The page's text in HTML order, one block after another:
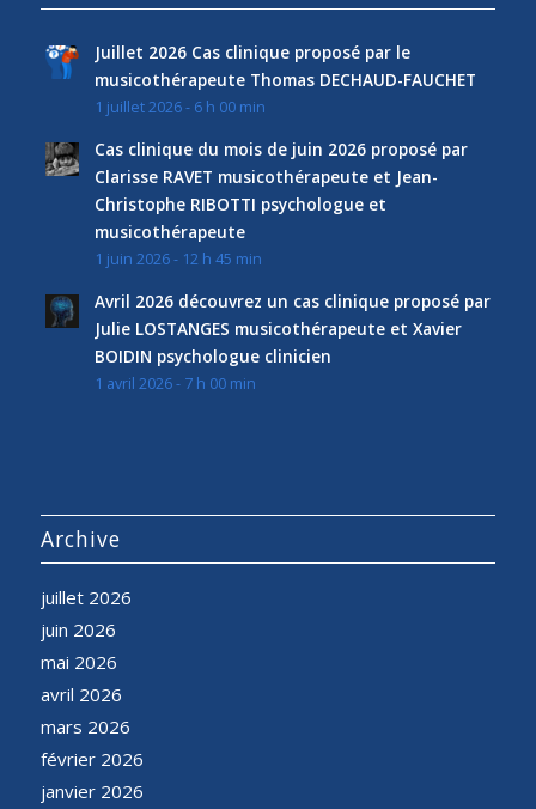
Juillet 2026 Cas clinique proposé par le
musicothérapeute Thomas DECHAUD-FAUCHET
1 juillet 2026 - 6 h 00 min
Cas clinique du mois de juin 2026 proposé par
Clarisse RAVET musicothérapeute et Jean-
Christophe RIBOTTI psychologue et
musicothérapeute
1 juin 2026 - 12 h 45 min
Avril 2026 découvrez un cas clinique proposé par
Julie LOSTANGES musicothérapeute et Xavier
BOIDIN psychologue clinicien
1 avril 2026 - 7 h 00 min
Archive
juillet 2026
juin 2026
mai 2026
avril 2026
mars 2026
février 2026
janvier 2026